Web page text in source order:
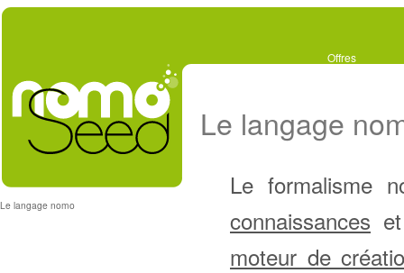
Offres
Le langage nomo
Le langage
Le formalisme
connaissances
moteur de